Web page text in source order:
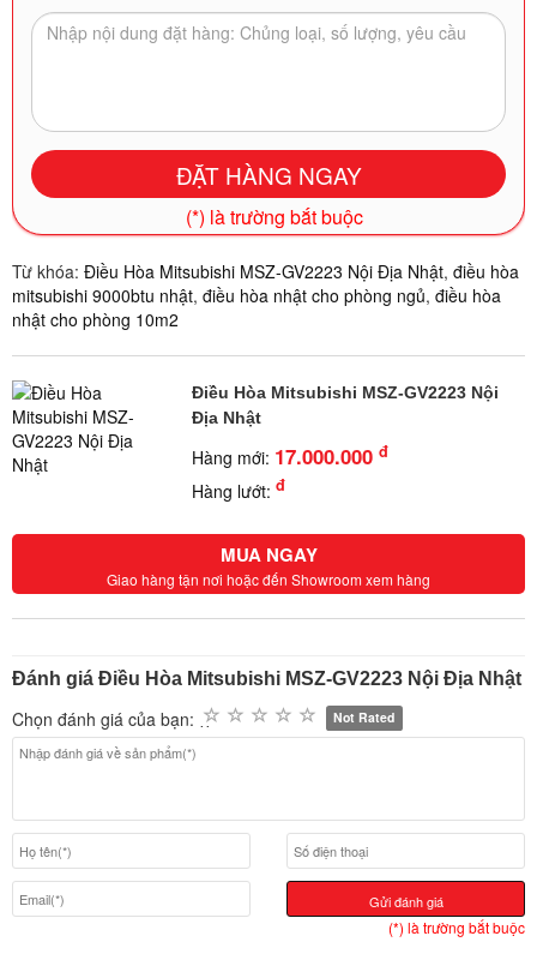
(*) là trường bắt buộc
Từ khóa: Điều Hòa Mitsubishi MSZ-GV2223 Nội Địa Nhật, điều hòa
mitsubishi 9000btu nhật, điều hòa nhật cho phòng ngủ, điều hòa
nhật cho phòng 10m2
Điều Hòa Mitsubishi MSZ-GV2223 Nội
Địa Nhật
Hàng mới: 17.000.000 đ
Hàng lướt: đ
MUA NGAY
Giao hàng tận nơi hoặc đến Showroom xem hàng
Đánh giá Điều Hòa Mitsubishi MSZ-GV2223 Nội Địa Nhật
Chọn đánh giá của bạn: Not Rated
Gửi đánh giá
(*) là trường bắt buộc